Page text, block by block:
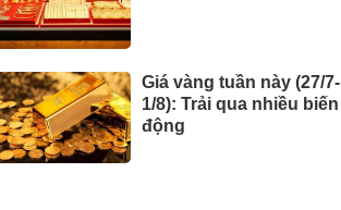
Giá vàng tuần này (27/7-
1/8): Trải qua nhiều biến
động